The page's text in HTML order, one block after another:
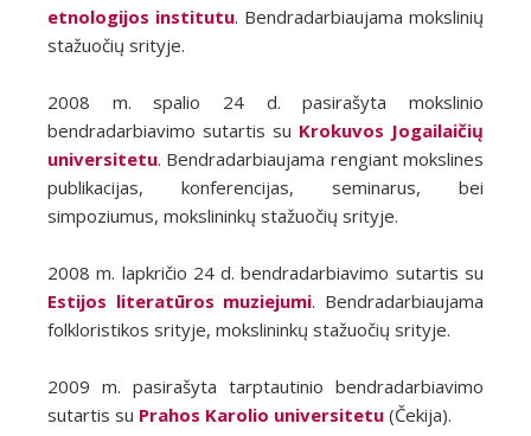
etnologijos institutu. Bendradarbiaujama mokslinių
stažuočių srityje.
2008 m. spalio 24 d. pasirašyta mokslinio
bendradarbiavimo sutartis su Krokuvos Jogailaičių
universitetu. Bendradarbiaujama rengiant mokslines
publikacijas, konferencijas, seminarus, bei
simpoziumus, mokslininkų stažuočių srityje.
2008 m. lapkričio 24 d. bendradarbiavimo sutartis su
Estijos literatūros muziejumi. Bendradarbiaujama
folkloristikos srityje, mokslininkų stažuočių srityje.
2009 m. pasirašyta tarptautinio bendradarbiavimo
sutartis su Prahos Karolio universitetu (Čekija).